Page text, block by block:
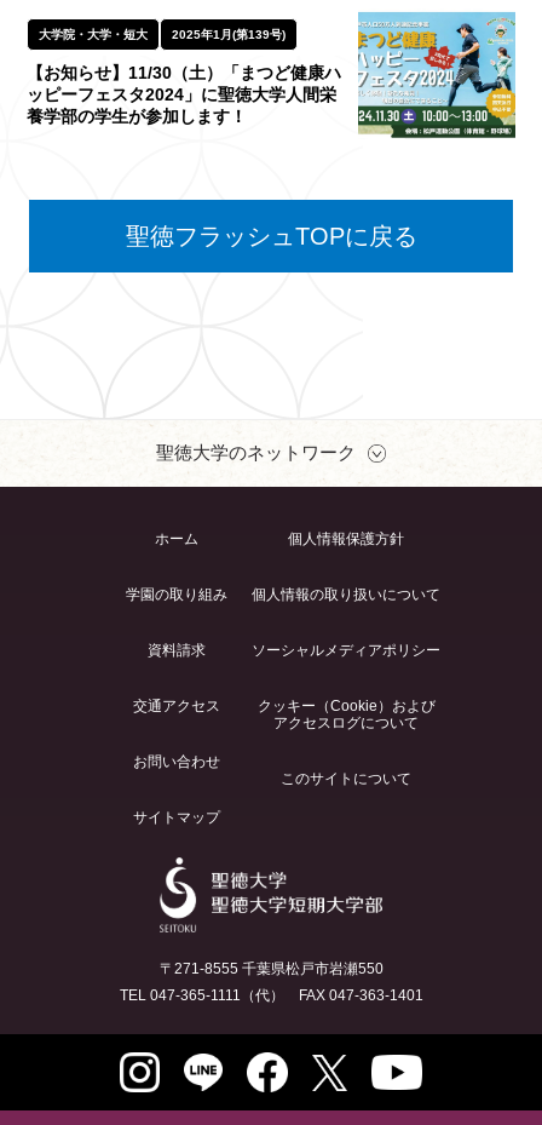
大学院・大学・短大 2025年1月(第139号)
【お知らせ】11/30（土）「まつど健康ハ
ッピーフェスタ2024」に聖徳大学人間栄
養学部の学生が参加します！
聖徳フラッシュTOPに戻る
聖徳大学のネットワーク
ホーム
学園の取り組み
資料請求
交通アクセス
お問い合わせ
サイトマップ
個人情報保護方針
個人情報の取り扱いについて
ソーシャルメディアポリシー
クッキー（Cookie）および
アクセスログについて
このサイトについて
〒271-8555 千葉県松戸市岩瀬550
TEL 047-365-1111（代） FAX 047-363-1401